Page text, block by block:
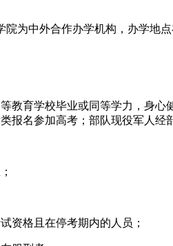
为中外合作办学机构，办学地点
教育学校毕业或同等学力，身
报名参加高考；部队现役军人经
资格且在停考期内的人员；